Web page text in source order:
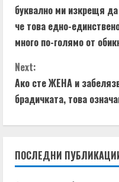
t
i
n
u
e
R
e
буквално ми изкрещя
че това едно-
много по-голямо от
Next:
Ако сте ЖЕНА и
брадичката, това
ПОСЛЕДНИ